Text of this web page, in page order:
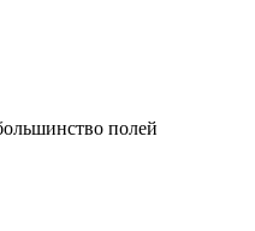
полей